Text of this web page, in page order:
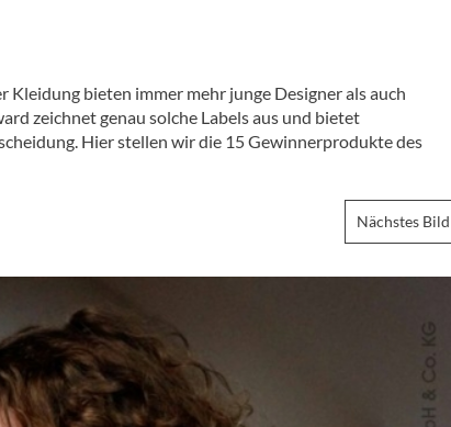
Kleidung bieten immer mehr junge Designer als auch
zeichnet genau solche Labels aus und bietet
Hier stellen wir die 15 Gewinnerprodukte des
Nächstes Bild